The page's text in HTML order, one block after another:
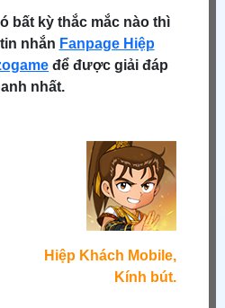
bất kỳ thắc mắc nào thì
nhắn Fanpage Hiệp
để được giải đáp
nhất.
Hiệp Khách Mobile,
Kính bút.